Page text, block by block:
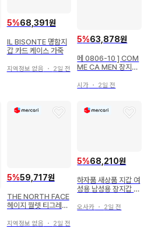
5%68,391원
IL BISONTE 명함지
갑 카드 케이스 가죽
지역정보 없음 ・ 2일 전
5%63,878원
메 0806-10 ] COM
ME CA MEN 장지갑
턴 레트로
시가 ・ 2일 전
5%59,717원
THE NORTH FACE
헤이지 월렛 티그레이
지역정보 없음 ・ 2일 전
5%68,210원
하자품 새상품 지갑 여
성용 남성용 장지갑 L
뜨개질 일본제
오사카 ・ 2일 전